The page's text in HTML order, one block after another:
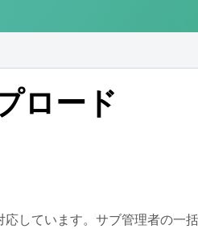
ロード
しています。サブ管理者の一